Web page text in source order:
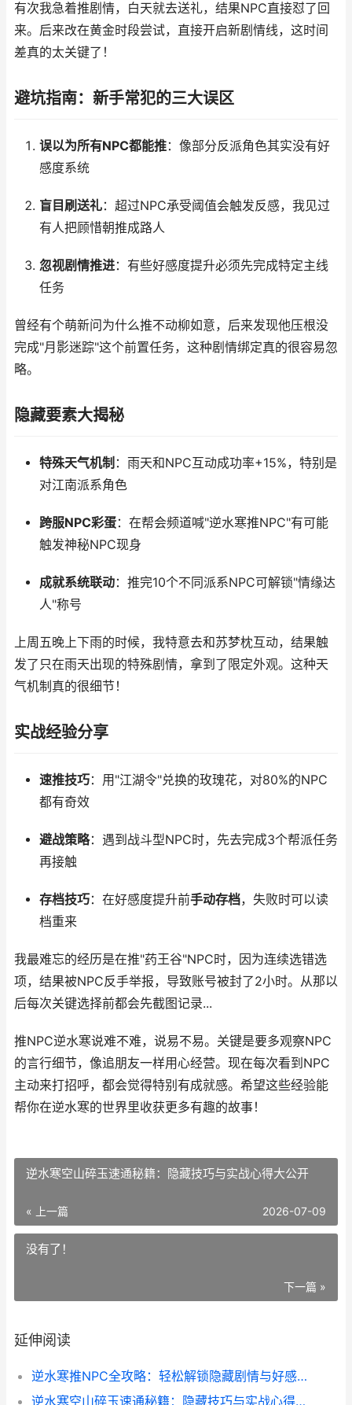
有次我急着推剧情，白天就去送礼，结果NPC直接怼了回
来。后来改在黄金时段尝试，直接开启新剧情线，这时间
差真的太关键了！
避坑指南：新手常犯的三大误区
误以为所有NPC都能推：像部分反派角色其实没有好
感度系统
盲目刷送礼：超过NPC承受阈值会触发反感，我见过
有人把顾惜朝推成路人
忽视剧情推进：有些好感度提升必须先完成特定主线
任务
曾经有个萌新问为什么推不动柳如意，后来发现他压根没
完成"月影迷踪"这个前置任务，这种剧情绑定真的很容易忽
略。
隐藏要素大揭秘
特殊天气机制 ：雨天和NPC互动成功率+15%，特别是
对江南派系角色
跨服NPC彩蛋：在帮会频道喊"逆水寒推NPC"有可能
触发神秘NPC现身
成就系统联动：推完10个不同派系NPC可解锁"情缘达
人"称号
上周五晚上下雨的时候，我特意去和苏梦枕互动，结果触
发了只在雨天出现的特殊剧情，拿到了限定外观。这种天
气机制真的很细节！
实战经验分享
速推技巧：用"江湖令"兑换的玫瑰花，对80%的NPC
都有奇效
避战策略：遇到战斗型NPC时，先去完成3个帮派任务
再接触
存档技巧：在好感度提升前手动存档，失败时可以读
档重来
我最难忘的经历是在推"药王谷"NPC时，因为连续选错选
项，结果被NPC反手举报，导致账号被封了2小时。从那以
后每次关键选择前都会先截图记录...
推NPC逆水寒说难不难，说易不易。关键是要多观察NPC
的言行细节，像追朋友一样用心经营。现在每次看到NPC
主动来打招呼，都会觉得特别有成就感。希望这些经验能
帮你在逆水寒的世界里收获更多有趣的故事！
逆水寒空山碎玉速通秘籍：隐藏技巧与实战心得大公开
« 上一篇 2026-07-09
没有了！
下一篇 »
延伸阅读
逆水寒推NPC全攻略：轻松解锁隐藏剧情与好感度技巧
逆水寒空山碎玉速通秘籍：隐藏技巧与实战心得大公开